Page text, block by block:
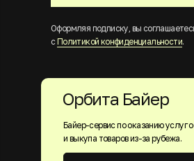
Оформляя подписку, вы
с Политикой конфиденциальности.
Байер-сервис по оказанию услуг
и выкупа товаров из-за рубежа.
Орбита Байер